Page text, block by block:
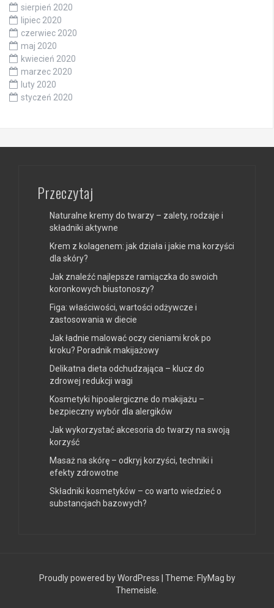
sierpień 2020
lipiec 2020
czerwiec 2020
maj 2020
kwiecień 2020
marzec 2020
luty 2020
styczeń 2020
Przeczytaj
Naturalne kremy do twarzy – zalety, rodzaje i
składniki aktywne
Krem z kolagenem: jak działa i jakie ma korzyści
dla skóry?
Jak znaleźć najlepsze ramiączka do swoich
koronkowych biustonoszy?
Figa: właściwości, wartości odżywcze i
zastosowania w diecie
Jak ładnie malować oczy cieniami krok po
kroku? Poradnik makijażowy
Delikatna dieta odchudzająca – klucz do
zdrowej redukcji wagi
Kosmetyki hipoalergiczne do makijażu –
bezpieczny wybór dla alergików
Jak wykorzystać akcesoria do twarzy na swoją
korzyść
Masaż na skórę – odkryj korzyści, techniki i
efekty zdrowotne
Składniki kosmetyków – co warto wiedzieć o
substancjach bazowych?
Proudly powered by WordPress Theme: FlyMag by
Themeisle.